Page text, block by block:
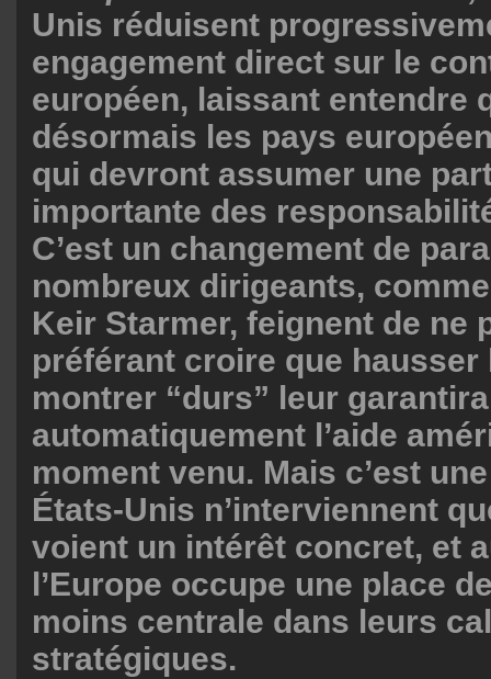
Unis réduisent
engagement direct sur le
européen, laissant entendre
désormais les pays
qui devront assumer une
importante des
C’est un changement de
nombreux dirigeants,
Keir Starmer, feignent de ne
préférant croire que hausser
montrer “durs” leur garantira
automatiquement l’aide
moment venu. Mais c’est
États-Unis n’interviennent
voient un intérêt concret, et
l’Europe occupe une place
moins centrale dans leurs
stratégiques.